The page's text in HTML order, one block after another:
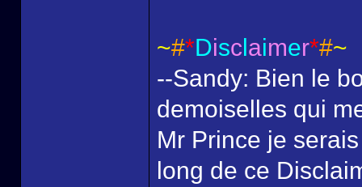
~#*Disclaimer*#~
--Sandy: Bien le
demoiselles qui
Mr Prince je
long de ce